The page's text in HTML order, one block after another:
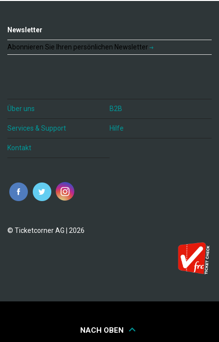
Newsletter
Abonnieren Sie Ihren persönlichen Newsletter
Über uns B2B
Services & Support Hilfe
Kontakt
© Ticketcorner AG | 2026
NACH OBEN